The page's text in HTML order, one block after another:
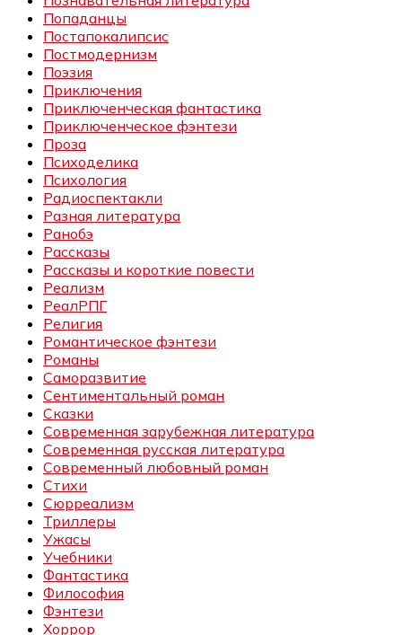
Попаданцы
Постапокалипсис
Постмодернизм
Поэзия
Приключения
Приключенческая фантастика
Приключенческое фэнтези
Проза
Психоделика
Психология
Радиоспектакли
Разная литература
Ранобэ
Рассказы
Рассказы и короткие повести
Реализм
РеалРПГ
Религия
Романтическое фэнтези
Романы
Саморазвитие
Сентиментальный роман
Сказки
Современная зарубежная литература
Современная русская литература
Современный любовный роман
Стихи
Сюрреализм
Триллеры
Ужасы
Учебники
Фантастика
Философия
Фэнтези
Хоррор